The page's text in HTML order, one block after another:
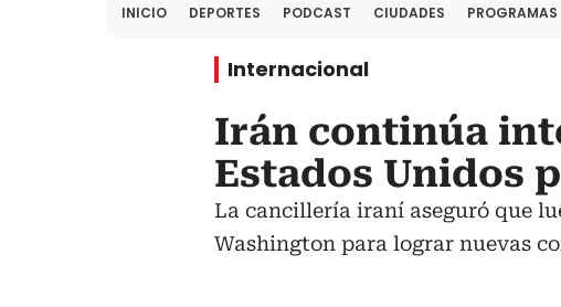
INICIO DEPORTES PODCAST CIUDADES PROGRAMAS
Internacional
Irán continúa
Estados Unidos
La cancillería iraní aseguró que
Washington para lograr nuevas